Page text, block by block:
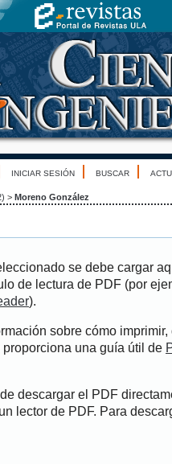
INICIAR SESIÓN BUSCAR
> Moreno González
se debe cargar
de lectura de PDF (por
).
sobre cómo
una guía útil de
descargar el PDF
lector de PDF. Para